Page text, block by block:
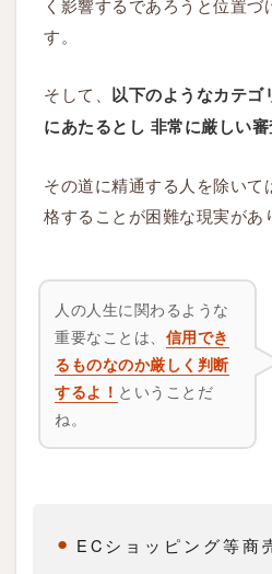
ロ
グ
テ
ゴ
M
L
は
吉
す。
そして、 以下のようなカテ
にあたるとし 非常に厳しい
その道に精通する人を除いて
格することが困難な現実があ
人の人生に関わるような
重要なことは、 信用でき
るものなのか厳しく判断
するよ！ ということだ
ね。
ECショッピング等商